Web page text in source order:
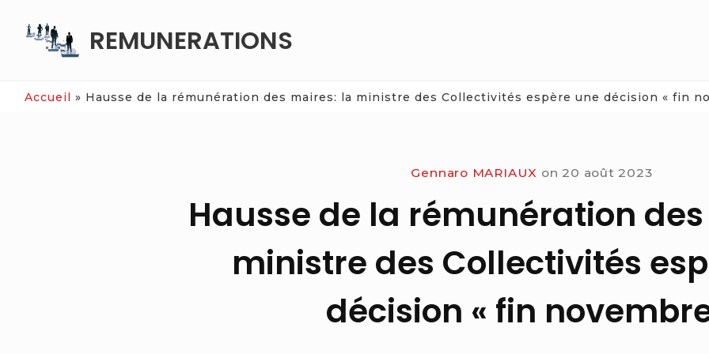
REMUNERATIONS
Accueil » Hausse de la rémunération des maires: la ministre des Collectivités espère une décision « fin
Gennaro MARIAUX on 20 août 2023
Hausse de la rémunération
ministre des Collectivités
décision « fin